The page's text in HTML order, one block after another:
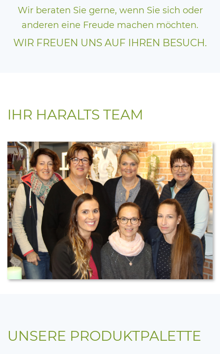
Wir beraten Sie gerne, wenn Sie sich oder
anderen eine Freude machen möchten.
WIR FREUEN UNS AUF IHREN BESUCH.
IHR HARALTS TEAM
UNSERE PRODUKTPALETTE